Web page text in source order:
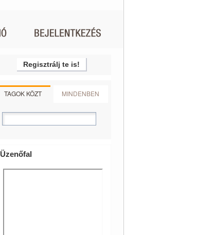
Regisztrálj te is!
TAGOK KÖZT MINDENBEN
Üzenőfal